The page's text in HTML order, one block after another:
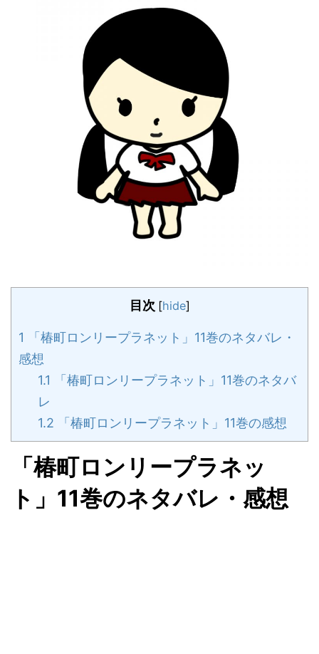
目次 [hide]
1 「椿町ロンリープラネット」11巻のネタバレ・
感想
1.1 「椿町ロンリープラネット」11巻のネタバ
レ
1.2 「椿町ロンリープラネット」11巻の感想
「椿町ロンリープラネッ
ト」11巻のネタバレ・感想